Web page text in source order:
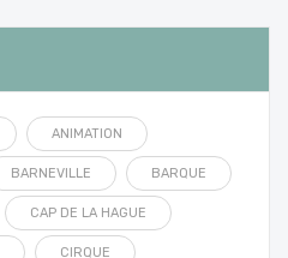
ANIMATION
BARNEVILLE BARQUE
CAP DE LA HAGUE
CIRQUE